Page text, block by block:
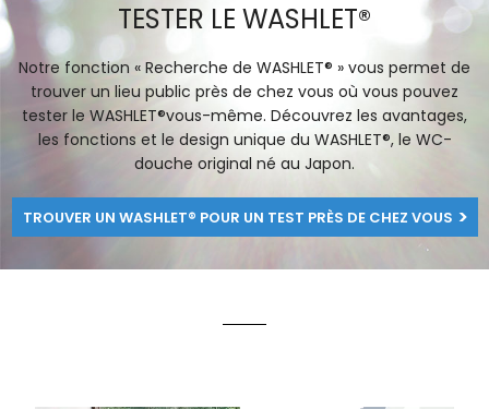
TESTER LE WASHLET®
Notre fonction « Recherche de WASHLET® » vous permet de
trouver un lieu public près de chez vous où vous pouvez
tester le WASHLET®vous-même. Découvrez les avantages,
les fonctions et le design unique du WASHLET®, le WC-
douche original né au Japon.
TROUVER UN WASHLET® POUR UN TEST PRÈS DE CHEZ VOUS